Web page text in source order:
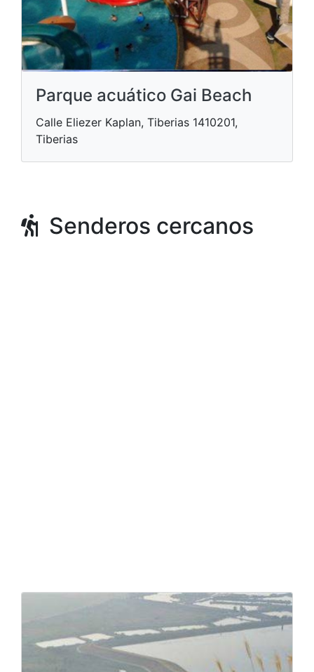
Parque acuático Gai Beach
Calle Eliezer Kaplan, Tiberias 1410201,
Tiberias
Senderos cercanos